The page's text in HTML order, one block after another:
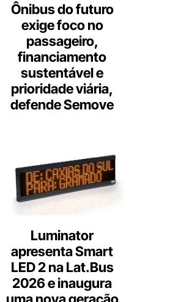
Ônibus do futuro
exige foco no
passageiro,
financiamento
sustentável e
prioridade viária,
defende Semove
Luminator
apresenta Smart
LED 2 na Lat.Bus
2026 e inaugura
uma nova geração